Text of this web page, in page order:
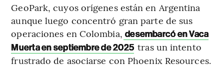
GeoPark, cuyos orígenes están en Argentina
aunque luego concentró gran parte de sus
operaciones en Colombia, desembarcó en Vaca
Muerta en septiembre de 2025 tras un intento
frustrado de asociarse con Phoenix Resources.